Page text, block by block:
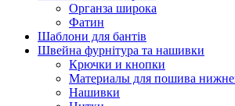
Органза широка
Фатин
Шаблони для бантів
Швейна фурнітура та нашивки
Крючки и кнопки
Материалы для пошива
Нашивки